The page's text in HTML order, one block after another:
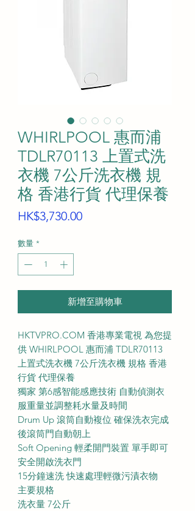
WHIRLPOOL 惠而浦
TDLR70113 上置式洗
衣機 7公斤洗衣機 規
格 香港行貨 代理保養
HK$3,730.00價
數量 *
新增至購物車
HKTVPRO.COM 香港專業電視 為您提
供 WHIRLPOOL 惠而浦 TDLR70113
上置式洗衣機 7公斤洗衣機 規格 香港
行貨 代理保養
獨家 第6感智能感應技術 自動偵測衣
服重量並調整耗水量及時間
Drum Up 滾筒自動複位 確保洗衣完成
後滾筒門自動朝上
Soft Opening 輕柔開門裝置 單手即可
安全開啟洗衣門
15分鐘速洗 快速處理輕微污漬衣物
主要規格
洗衣量 7公斤